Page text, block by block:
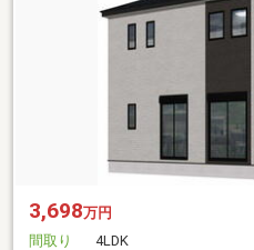
3,698万円
間取り
4LDK